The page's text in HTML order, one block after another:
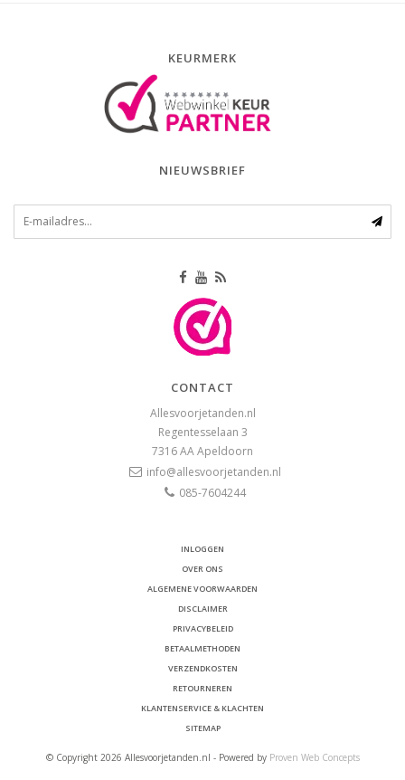
KEURMERK
NIEUWSBRIEF
CONTACT
Allesvoorjetanden.nl
Regentesselaan 3
7316 AAApeldoorn
info@allesvoorjetanden.nl
085-7604244
INLOGGEN
OVER ONS
ALGEMENE VOORWAARDEN
DISCLAIMER
PRIVACYBELEID
BETAALMETHODEN
VERZENDKOSTEN
RETOURNEREN
KLANTENSERVICE & KLACHTEN
SITEMAP
© Copyright 2026 Allesvoorjetanden.nl - Powered by Proven Web Concepts